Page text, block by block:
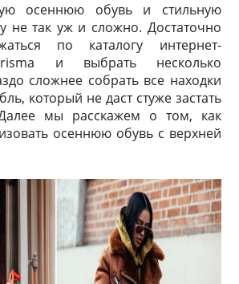
осеннюю обувь и стильную
не так уж и сложно. Достаточно
по каталогу интернет-
и выбрать несколько
сложнее собрать все находки
который не даст стуже застать
мы расскажем о том, как
осеннюю обувь с верхней